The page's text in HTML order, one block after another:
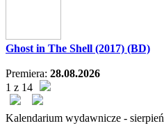
Ghost in The Shell (2017) (BD)
Premiera: 28.08.2026
1 z 14
Kalendarium wydawnicze - sierpień